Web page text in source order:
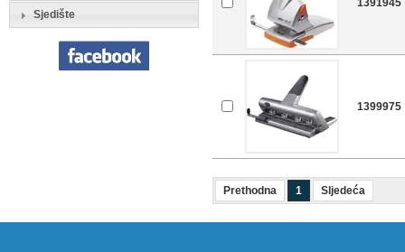
Sjedište
1391945
1399975
Prethodna 1 Sljedeća